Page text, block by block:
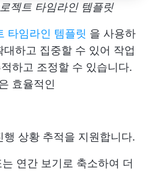
젝트 타임라인 템플릿
타임라인 템플릿 을 사용하
하고 집중할 수 있어 작업
하고 조정할 수 있습니다.
효율적인
상황 추적을 지원합니다.
연간 보기로 축소하여 더